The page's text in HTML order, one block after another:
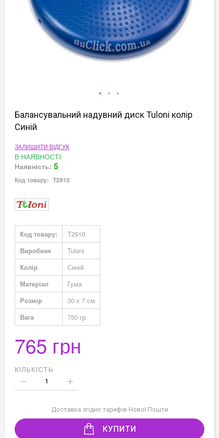
до
галереї
Балансувальний надувний диск Tuloni колір
Синій
ЗАЛИШИТИ ВІДГУК
В НАЯВНОСТІ
Наявність: 5
Код товару: T2910
Докладніше
Код товару:
T2910
Виробник
Tuloni
Колір
Синій
Матеріал
Гума
Розмір
30 х 7 см
Вага
750 гр
765 грн
КІЛЬКІСТЬ
Доставка згідно тарифів Нової Пошти
КУПИТИ